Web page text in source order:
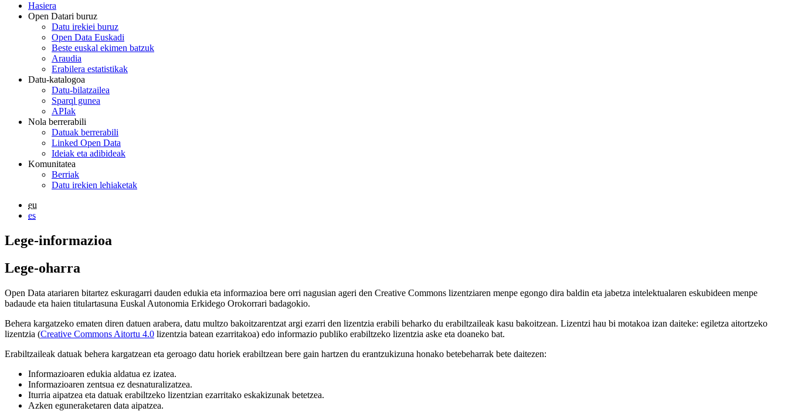
Hasiera
Open Datari buruz
Datu irekiei buruz
Open Data Euskadi
Beste euskal ekimen batzuk
Araudia
Erabilera estatistikak
Datu-katalogoa
Datu-bilatzailea
Sparql gunea
APIak
Nola berrerabili
Datuak berrerabili
Linked Open Data
Ideiak eta adibideak
Komunitatea
Berriak
Datu irekien lehiaketak
eu
es
Lege-informazioa
Lege-oharra
Open Data atariaren bitartez eskuragarri dauden edukia eta informazioa bere orri nagusian ageri den Creative Commons lizentziaren menpe egongo dira baldin eta jabetza intelektualaren eskubideen menpe
badaude eta haien titulartasuna Euskal Autonomia Erkidego Orokorrari badagokio.
Behera kargatzeko ematen diren datuen arabera, datu multzo bakoitzarentzat argi ezarri den lizentzia erabili beharko du erabiltzaileak kasu bakoitzean. Lizentzi hau bi motakoa izan daiteke: egiletza aitortzeko
lizentzia (Creative Commons Aitortu 4.0 lizentzia batean ezarritakoa) edo informazio publiko erabiltzeko lizentzia aske eta doaneko bat.
Erabiltzaileak datuak behera kargatzean eta geroago datu horiek erabiltzean bere gain hartzen du erantzukizuna honako betebeharrak bete daitezen:
Informazioaren edukia aldatua ez izatea.
Informazioaren zentsua ez desnaturalizatzea.
Iturria aipatzea eta datuak erabiltzeko lizentzian ezarritako eskakizunak betetzea.
Azken eguneraketaren data aipatzea.